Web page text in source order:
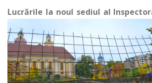
Lucrările la noul sediul al